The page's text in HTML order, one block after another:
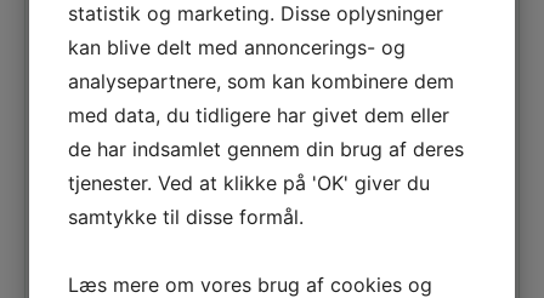
Hvert år mødes vi, der bor i byen og de, der har
tilknytning til foreningen og Søborg, hygger os
sammen og ønsker hinanden et godt nytår.
statistik og marketing. Disse oplysninger
kan blive delt med annoncerings- og
analysepartnere, som kan kombinere dem
med data, du tidligere har givet dem eller
de har indsamlet gennem din brug af deres
tjenester. Ved at klikke på 'OK' giver du
samtykke til disse formål.
Læs mere om vores brug af cookies og